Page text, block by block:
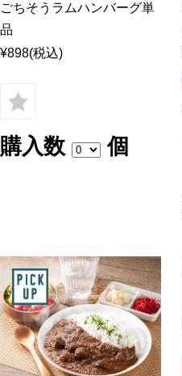
ごちそうラムハンバーグ単
品
¥898(税込)
購入数 個